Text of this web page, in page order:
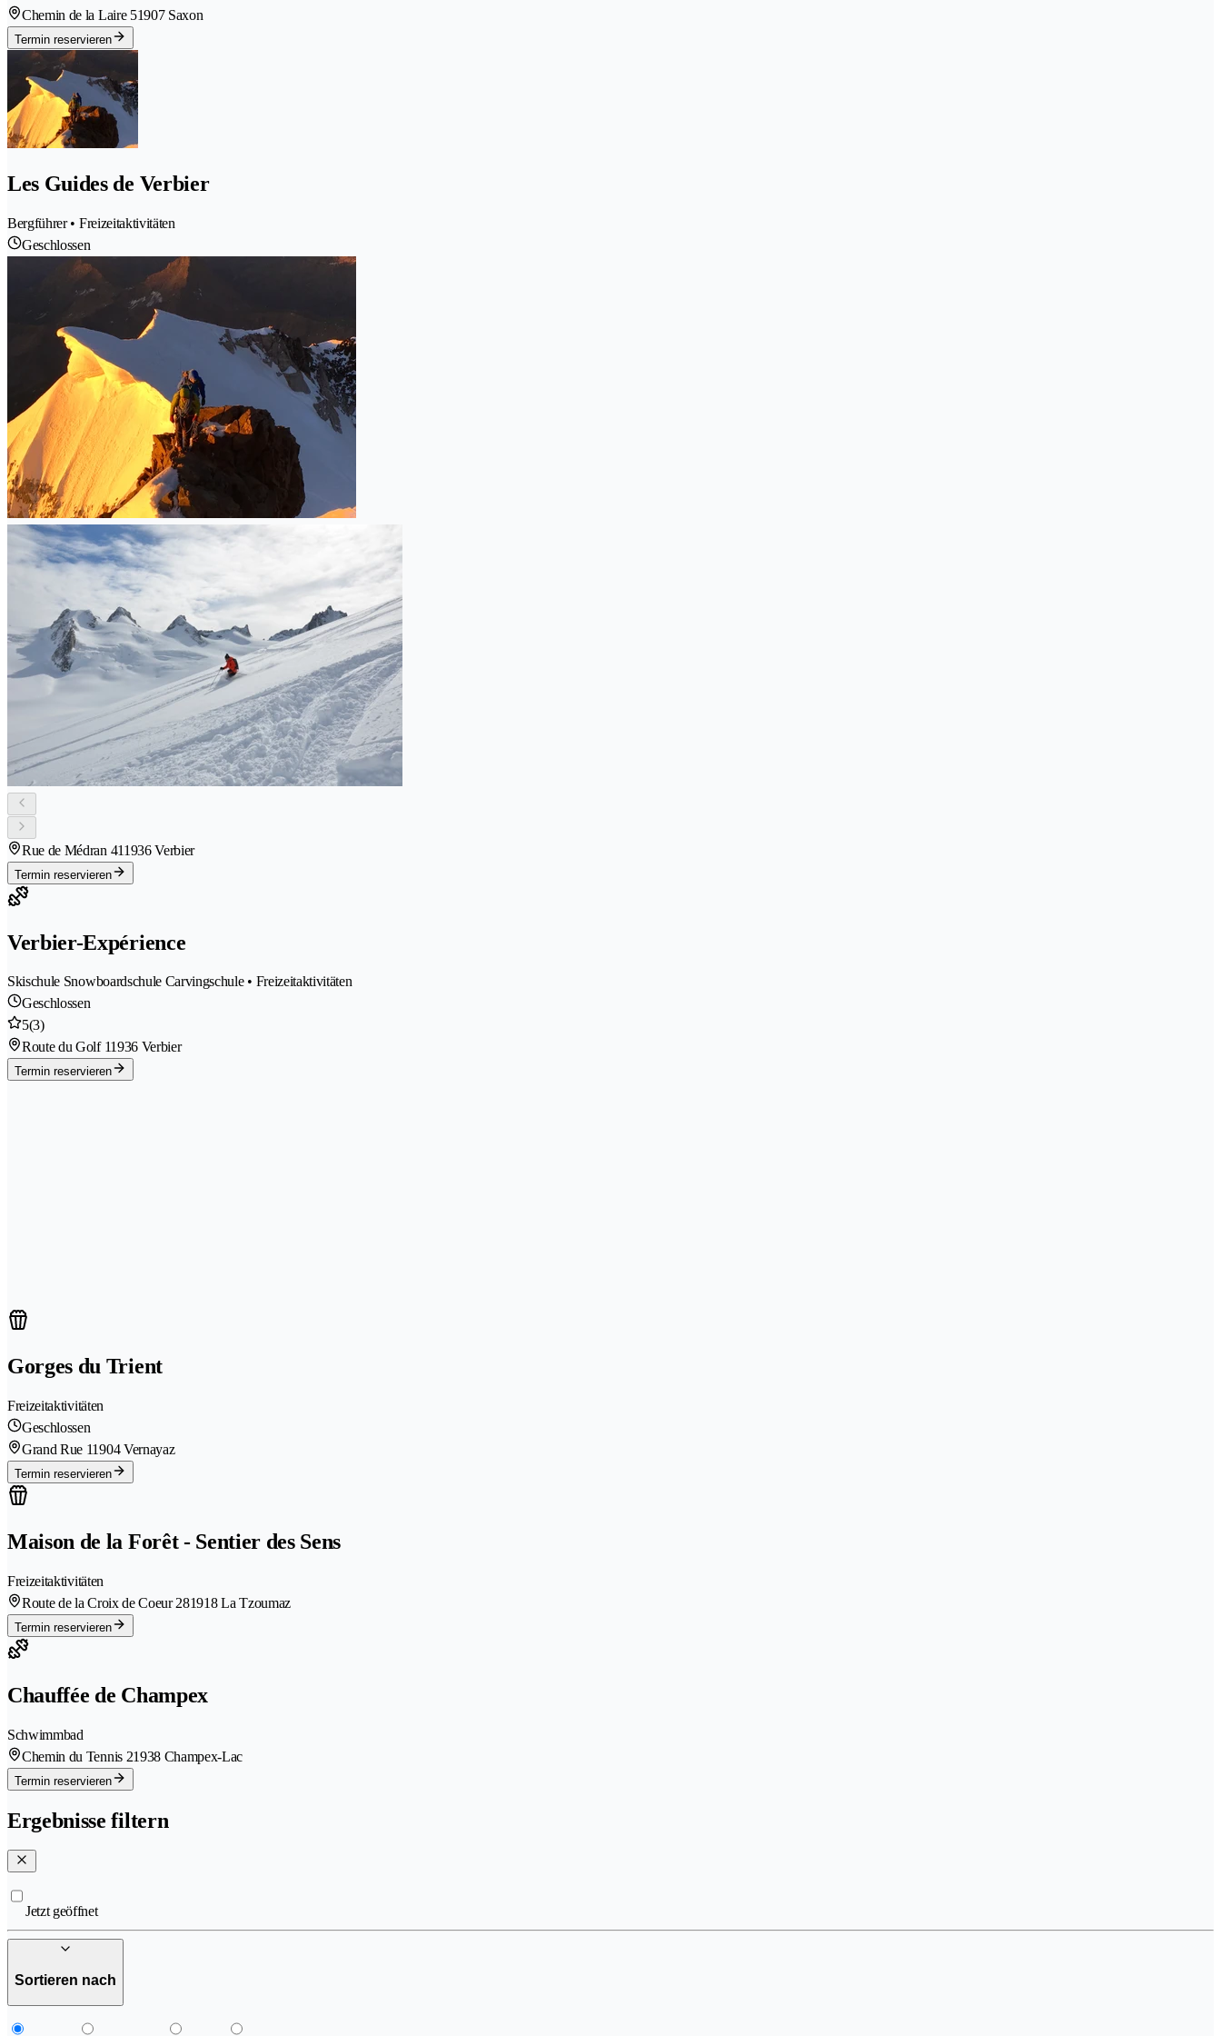
Chemin de la Laire 51907 Saxon
Termin reservieren
Les Guides de Verbier
Bergführer • Freizeitaktivitäten
Geschlossen
Rue de Médran 411936 Verbier
Termin reservieren
Verbier-Expérience
Skischule Snowboardschule Carvingschule • Freizeitaktivitäten
Geschlossen
5(3)
Route du Golf 11936 Verbier
Termin reservieren
Gorges du Trient
Freizeitaktivitäten
Geschlossen
Grand Rue 11904 Vernayaz
Termin reservieren
Maison de la Forêt - Sentier des Sens
Freizeitaktivitäten
Route de la Croix de Coeur 281918 La Tzoumaz
Termin reservieren
Chauffée de Champex
Schwimmbad
Chemin du Tennis 21938 Champex-Lac
Termin reservieren
Ergebnisse filtern
Jetzt geöffnet
Sortieren nach